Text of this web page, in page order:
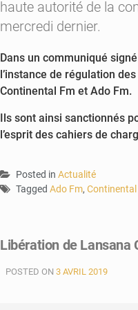
haute autorité de la
mercredi dernier.
Dans un communiqué
l’instance de régulation
Continental Fm et Ado Fm.
Ils sont ainsi sanctionnés
l’esprit des cahiers de
Posted in Actualité
Tagged Ado Fm, Continental
Libération de Lansana
POSTED ON 3 AVRIL 2019